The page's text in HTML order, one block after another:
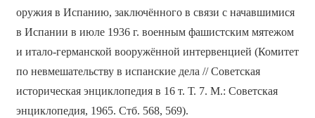
оружия в Испанию, заключённого в связи с начавшимися
в Испании в июле 1936 г. военным фашистским мятежом
и итало-германской вооружённой интервенцией (Комитет
по невмешательству в испанские дела // Советская
историческая энциклопедия в 16 т. Т. 7. М.: Советская
энциклопедия, 1965. Стб. 568, 569).